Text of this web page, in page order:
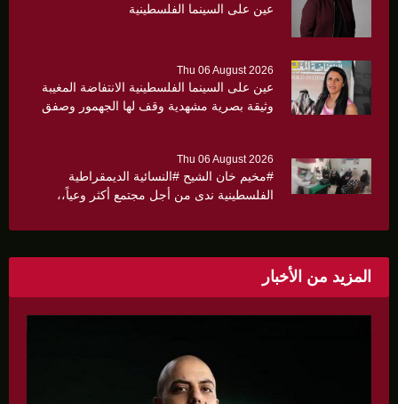
عين على السينما الفلسطينية
Thu 06 August 2026
عين على السينما الفلسطينية الانتفاضة المغيبة
وثيقة بصرية مشهدية وقف لها الجهمور وصفق
Thu 06 August 2026
#مخيم خان الشيح #النسائية الديمقراطية
الفلسطينية ندى من أجل مجتمع أكثر وعياً،،
بروشورات توعوية على سيدات الحي.
المزيد من الأخبار